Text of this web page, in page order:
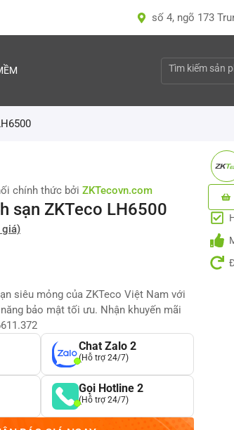
số 4, ngõ 173
Tìm kiếm sản
chính thức bởi ZKTecovn.com
sạn ZKTeco LH6500
giá)
siêu mỏng của ZKTeco Việt Nam với
bảo mật tối ưu. Nhận khuyến mãi
Chat Zalo 2
(Hỗ trợ 24/7)
Gọi Hotline 2
(Hỗ trợ 24/7)